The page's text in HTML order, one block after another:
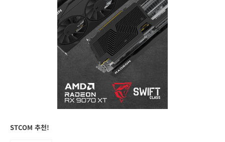
STCOM 추천!